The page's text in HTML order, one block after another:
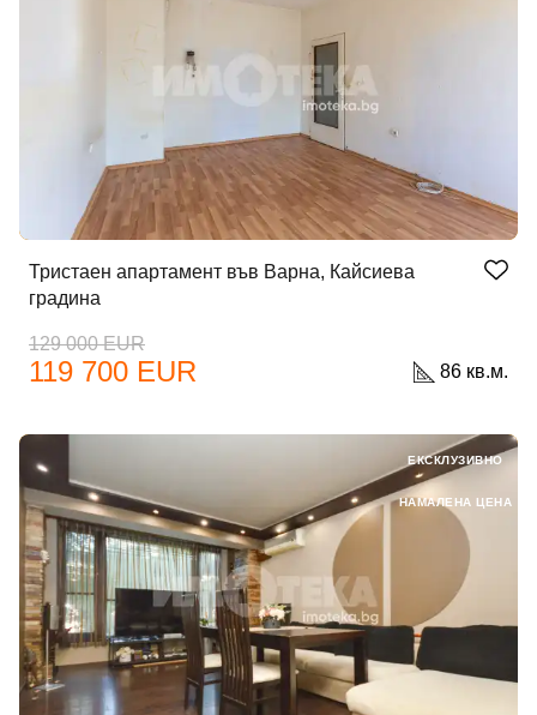
Добре дошъл!
Регистрация
Имейл Адрес
Парола
Тристаен апартамент във Варна, Кайсиева
градина
129 000 EUR
119 700 EUR 86 кв.м.
ЕКСКЛУЗИВНО
НАМАЛЕНА ЦЕНА